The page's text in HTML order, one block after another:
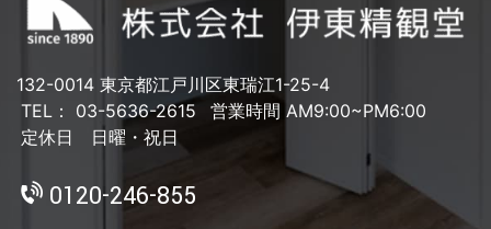
132-0014 東京都江戸川区東瑞江1-25-4
TEL： 03-5636-2615
営業時間 AM9:00~PM6:00
定休日 日曜・祝日
0120-246-855